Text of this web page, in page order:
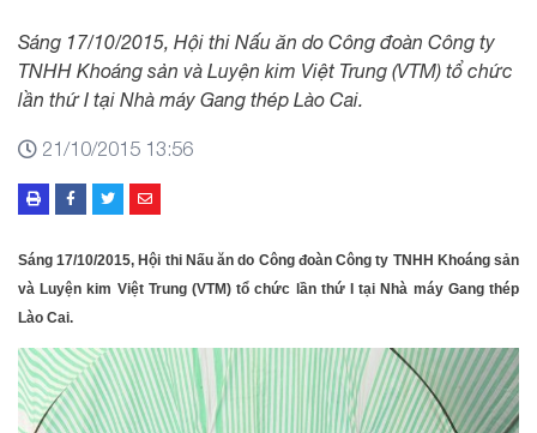
Sáng 17/10/2015, Hội thi Nấu ăn do Công đoàn Công ty
TNHH Khoáng sản và Luyện kim Việt Trung (VTM) tổ chức
lần thứ I tại Nhà máy Gang thép Lào Cai.
21/10/2015 13:56
Sáng 17/10/2015, Hội thi Nấu ăn do Công đoàn Công ty TNHH Khoáng sản
và Luyện kim Việt Trung (VTM) tổ chức lần thứ I tại Nhà máy Gang thép
Lào Cai.